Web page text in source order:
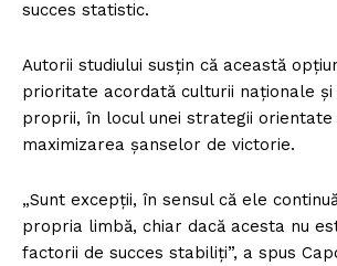
succes statistic.
Autorii studiului susțin că această
prioritate acordată culturii naționale
proprii, în locul unei strategii orientate
maximizarea șanselor de victorie.
„Sunt excepții, în sensul că ele
propria limbă, chiar dacă acesta nu
factorii de succes stabiliți”, a spus